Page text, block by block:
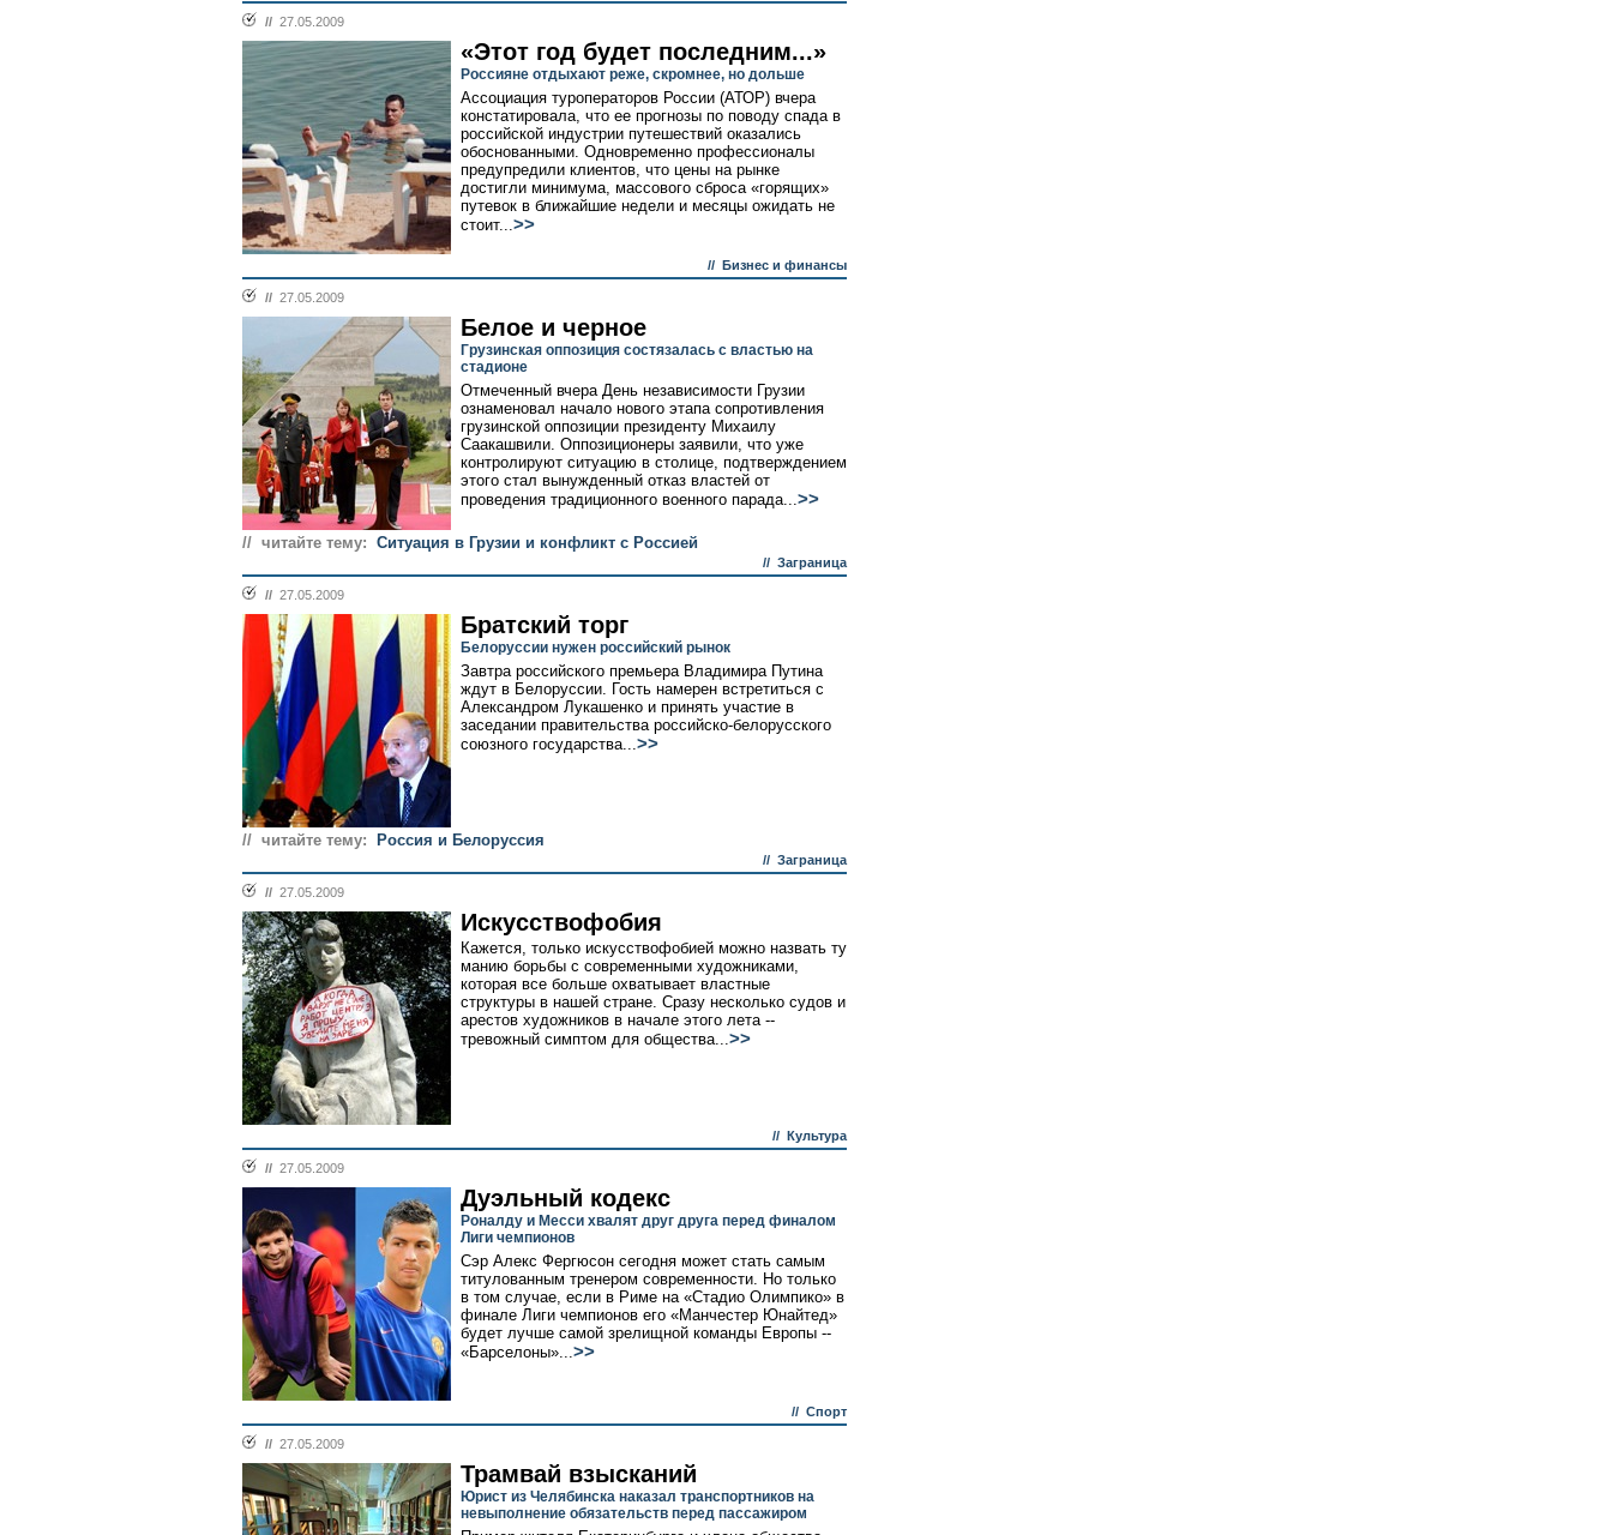
// 27.05.2009
«Этот год будет последним...»
Россияне отдыхают реже, скромнее, но дольше
Ассоциация туроператоров России (АТОР) вчера
констатировала, что ее прогнозы по поводу спада в
российской индустрии путешествий оказались
обоснованными. Одновременно профессионалы
предупредили клиентов, что цены на рынке
достигли минимума, массового сброса «горящих»
путевок в ближайшие недели и месяцы ожидать не
стоит...>>
// Бизнес и финансы
// 27.05.2009
Белое и черное
Грузинская оппозиция состязалась с властью на
стадионе
Отмеченный вчера День независимости Грузии
ознаменовал начало нового этапа сопротивления
грузинской оппозиции президенту Михаилу
Саакашвили. Оппозиционеры заявили, что уже
контролируют ситуацию в столице, подтверждением
этого стал вынужденный отказ властей от
проведения традиционного военного парада...>>
// читайте тему: Ситуация в Грузии и конфликт с Россией
// Заграница
// 27.05.2009
Братский торг
Белоруссии нужен российский рынок
Завтра российского премьера Владимира Путина
ждут в Белоруссии. Гость намерен встретиться с
Александром Лукашенко и принять участие в
заседании правительства российско-белорусского
союзного государства...>>
// читайте тему: Россия и Белоруссия
// Заграница
// 27.05.2009
Искусствофобия
Кажется, только искусствофобией можно назвать ту
манию борьбы с современными художниками,
которая все больше охватывает властные
структуры в нашей стране. Сразу несколько судов и
арестов художников в начале этого лета --
тревожный симптом для общества...>>
// Культура
// 27.05.2009
Дуэльный кодекс
Роналду и Месси хвалят друг друга перед финалом
Лиги чемпионов
Сэр Алекс Фергюсон сегодня может стать самым
титулованным тренером современности. Но только
в том случае, если в Риме на «Стадио Олимпико» в
финале Лиги чемпионов его «Манчестер Юнайтед»
будет лучше самой зрелищной команды Европы --
«Барселоны»...>>
// Спорт
// 27.05.2009
Трамвай взысканий
Юрист из Челябинска наказал транспортников на
невыполнение обязательств перед пассажиром